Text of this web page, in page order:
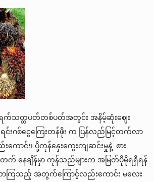
ရက်သတ္တပတ်တစ်ပတ်အတွင်း အနိမ့်ဆုံးဈေး
းဂစ်ငွေကြေးတန်ဖိုး က ပြန်လည်မြင့်တက်လာ
ာင်း၊ ပို့ကုန်နှေးကွေးကျဆင်းမှုနဲ့ စား
နေချိန်မှာ ကုန်သည်များက အမြတ်ပိုမိုရရှိရန်
ာကြသည့် အတွက်ကြောင့်လည်းကောင်း မလေး